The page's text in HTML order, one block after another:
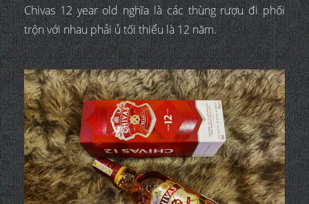
Chivas 12 year old nghĩa là các thùng rượu đi phối
trộn với nhau phải ủ tối thiểu là 12 năm.